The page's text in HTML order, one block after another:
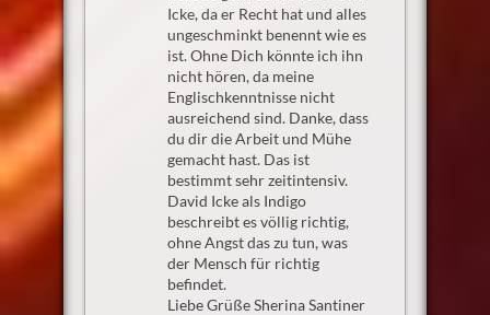
Icke, da er Recht hat und alles
ungeschminkt benennt wie es
ist. Ohne Dich könnte ich ihn
nicht hören, da meine
Englischkenntnisse nicht
ausreichend sind. Danke, dass
du dir die Arbeit und Mühe
gemacht hast. Das ist
bestimmt sehr zeitintensiv.
David Icke als Indigo
beschreibt es völlig richtig,
ohne Angst das zu tun, was
der Mensch für richtig
befindet.
Liebe Grüße Sherina Santiner